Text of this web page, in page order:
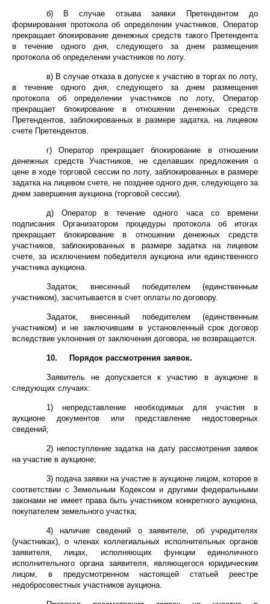
б) В случае отзыва заявки Претендентом до
формирования протокола об определении участников, Оператор
прекращает блокирование денежных средств такого Претендента
в течение одного дня, следующего за днем размещения
протокола об определении участников по лоту.
в) В случае отказа в допуске к участию в торгах по лоту,
в течение одного дня, следующего за днем размещения
протокола об определении участников по лоту, Оператор
прекращает блокирование в отношении денежных средств
Претендентов, заблокированных в размере задатка, на лицевом
счете Претендентов.
г) Оператор прекращает блокирование в отношении
денежных средств Участников, не сделавших предложения о
цене в ходе торговой сессии по лоту, заблокированных в размере
задатка на лицевом счете, не позднее одного дня, следующего за
днем завершения аукциона (торговой сессии).
д) Оператор в течение одного часа со времени
подписания Организатором процедуры протокола об итогах
прекращает блокирование в отношении денежных средств
участников, заблокированных в размере задатка на лицевом
счете, за исключением победителя аукциона или единственного
участника аукциона.
Задаток, внесенный победителем (единственным
участником), засчитывается в счет оплаты по договору.
Задаток, внесенный победителем (единственным
участником) и не заключившим в установленный срок договор
вследствие уклонения от заключения договора, не возвращается.
10. Порядок рассмотрения заявок.
Заявитель не допускается к участию в аукционе в
следующих случаях:
1) непредставление необходимых для участия в
аукционе документов или представление недостоверных
сведений;
2) непоступление задатка на дату рассмотрения заявок
на участие в аукционе;
3) подача заявки на участие в аукционе лицом, которое в
соответствии с Земельным Кодексом и другими федеральными
законами не имеет права быть участником конкретного аукциона,
покупателем земельного участка;
4) наличие сведений о заявителе, об учредителях
(участниках), о членах коллегиальных исполнительных органов
заявителя, лицах, исполняющих функции единоличного
исполнительного органа заявителя, являющегося юридическим
лицом, в предусмотренном настоящей статьей реестре
недобросовестных участников аукциона.